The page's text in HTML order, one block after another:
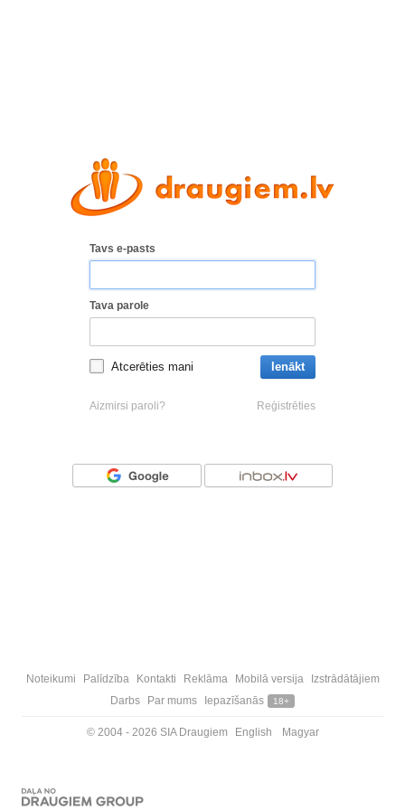
Tavs e-pasts
Tava parole
Atcerēties mani Ienākt
Aizmirsi paroli? Reģistrēties
Noteikumi Palīdzība Kontakti Reklāma Mobilā versija
Izstrādātājiem
Darbs
Par mums Iepazīšanās 18+
© 2004 - 2026 SIA Draugiem English Magyar